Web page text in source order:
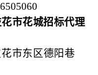
市花城招标代理
市东区德阳巷